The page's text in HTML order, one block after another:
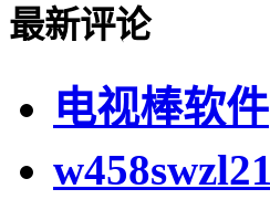
最新评论
电视棒软件
w458swzl21